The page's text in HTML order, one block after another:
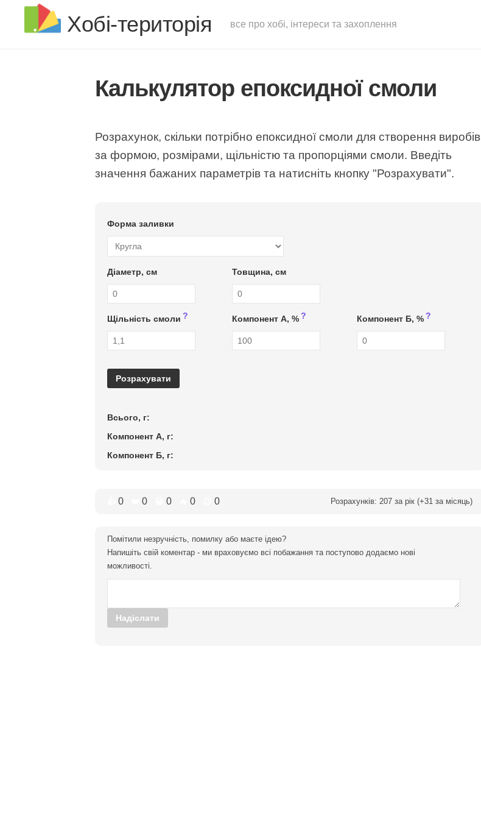
Хобі-територія все про хобі, інтереси та захоплення
Калькулятор епоксидної смоли
Розрахунок, скільки потрібно епоксидної смоли для створення виробів
за формою, розмірами, щільністю та пропорціями смоли. Введіть
значення бажаних параметрів та натисніть кнопку "Розрахувати".
Форма заливки
Діаметр, см Товщина, см
Щільність смоли ? Компонент А, %? Компонент Б, %?
Розрахувати
Всього, г:
Компонент А, г:
Компонент Б, г:
0 0 0 0 0 Розрахунків: 207 за рік (+31 за місяць)
Помітили незручність, помилку або маєте ідею?
Напишіть свій коментар - ми враховуємо всі побажання та поступово додаємо нові
можливості.
Надіслати